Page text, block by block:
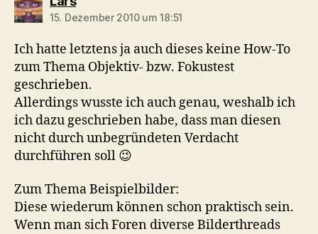
15. Dezember 2010 um 18:51
Ich hatte letztens ja auch dieses keine How-To
zum Thema Objektiv- bzw. Fokustest
geschrieben.
Allerdings wusste ich auch genau, weshalb ich
ich dazu geschrieben habe, dass man diesen
nicht durch unbegründeten Verdacht
durchführen soll 😉
Zum Thema Beispielbilder:
Diese wiederum können schon praktisch sein.
Wenn man sich Foren diverse Bilderthreads